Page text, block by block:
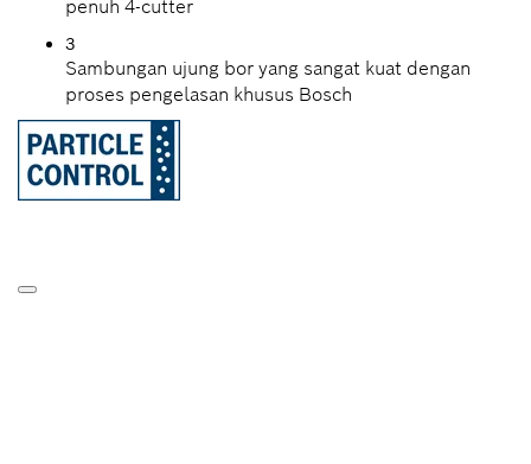
penuh 4-cutter
3
Sambungan ujung bor yang sangat kuat dengan
proses pengelasan khusus Bosch